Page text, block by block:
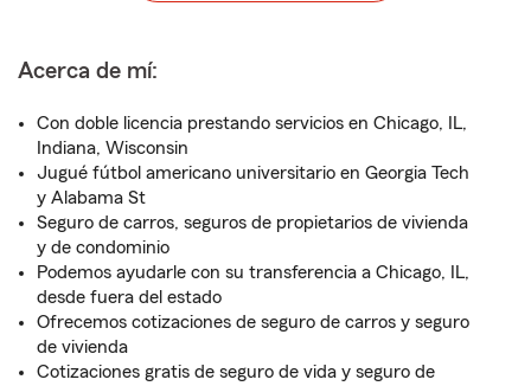
Acerca de mí:
Con doble licencia prestando servicios en Chicago, IL,
Indiana, Wisconsin
Jugué fútbol americano universitario en Georgia Tech
y Alabama St
Seguro de carros, seguros de propietarios de vivienda
y de condominio
Podemos ayudarle con su transferencia a Chicago, IL,
desde fuera del estado
Ofrecemos cotizaciones de seguro de carros y seguro
de vivienda
Cotizaciones gratis de seguro de vida y seguro de